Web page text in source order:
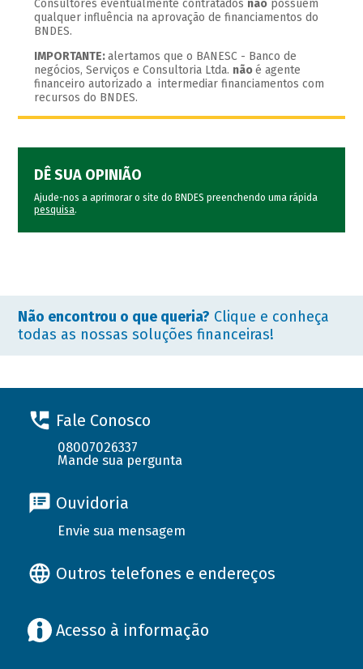
Consultores eventualmente contratados não possuem
qualquer influência na aprovação de financiamentos do
BNDES.
IMPORTANTE:alertamos que o BANESC - Banco de
negócios, Serviços e Consultoria Ltda. nãoé agente
financeiro autorizado a intermediar financiamentos com
recursos do BNDES.
DÊ SUA OPINIÃO
Ajude-nos a aprimorar o site do BNDES preenchendo uma rápida
pesquisa.
Não encontrou o que queria? Clique e conheça
todas as nossas soluções financeiras!
Fale Conosco
08007026337
Mande sua pergunta
Ouvidoria
Envie sua mensagem
Outros telefones e endereços
Acesso à informação